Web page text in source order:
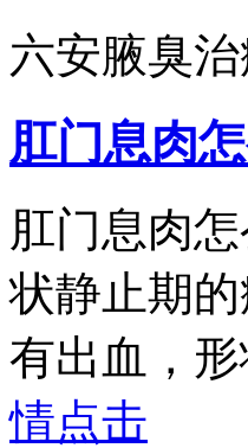
六安腋臭
肛门息肉
肛门息肉
状静止期
有出血，
情点击